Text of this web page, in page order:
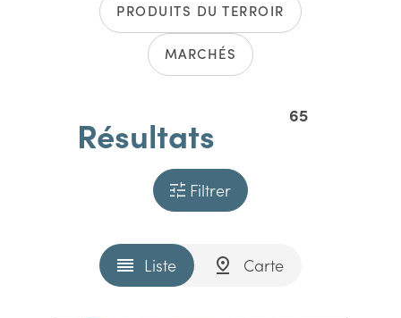
PRODUITS DU TERROIR
MARCHÉS
65
Résultats
Filtrer
Liste Carte